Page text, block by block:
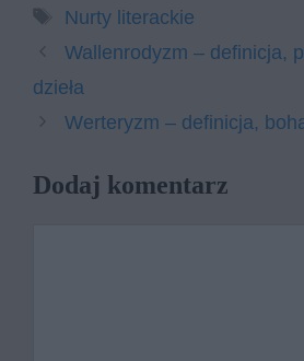
Tagi
Nurty literackie
Wallenrodyzm – definicja,
dzieła
Werteryzm – definicja,
Dodaj komentarz